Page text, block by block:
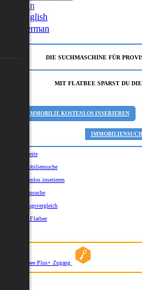
German
English
German
DIE SUCHMASCHINE FÜR
MIT FLATBEE SPARST DU
IMMOBILIE KOSTENLOS INSERIEREN
Startseite
Immobiliensuche
Kostenlos inserieren
Kartensuche
Umzugsvergleich
Über Flatbee
Flatbee Plus+ Zugang